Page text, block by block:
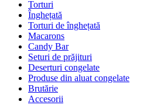
Torturi
Înghețată
Torturi de înghețată
Macarons
Candy Bar
Seturi de prăjituri
Deserturi congelate
Produse din aluat congelate
Brutărie
Accesorii